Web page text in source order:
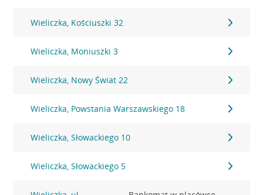
Wieliczka, Kościuszki 32
Wieliczka, Moniuszki 3
Wieliczka, Nowy Świat 22
Wieliczka, Powstania Warszawskiego 18
Wieliczka, Słowackiego 10
Wieliczka, Słowackiego 5